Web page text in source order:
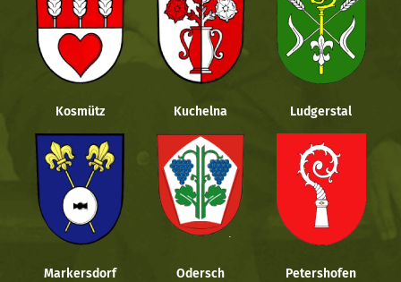
Kosmütz Kuchelna Ludgerstal
Markersdorf Odersch Petershofen